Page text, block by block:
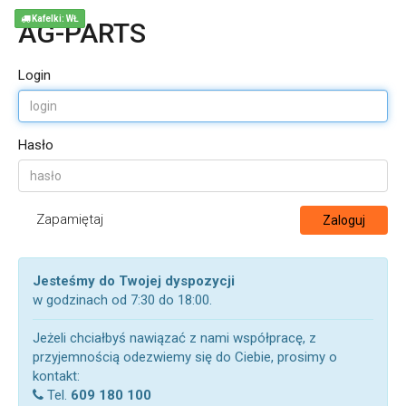
AG-PARTS
Login
Hasło
Zapamiętaj Zaloguj
Jesteśmy do Twojej dyspozycji
w godzinach od 7:30 do 18:00.
Jeżeli chciałbyś nawiązać z nami współpracę, z
przyjemnością odezwiemy się do Ciebie, prosimy o
kontakt:
Tel. 609 180 100
Kafelki: WŁ